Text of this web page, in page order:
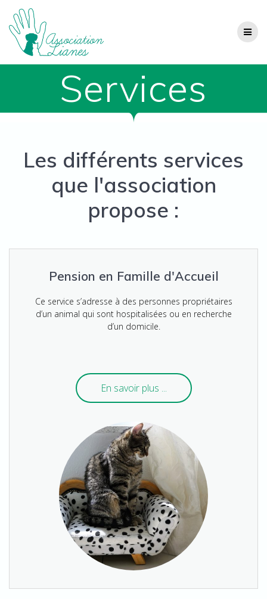
Services
Les différents services
que l'association
propose :
Pension en Famille d'Accueil
Ce service s’adresse à des personnes propriétaires
d’un animal qui sont hospitalisées ou en recherche
d’un domicile.
En savoir plus ...